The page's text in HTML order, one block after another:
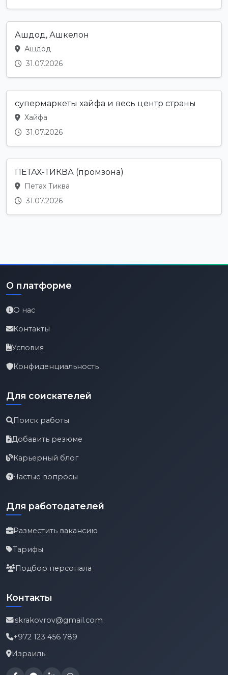
Ашдод, Ашкелон
Ашдод
31.07.2026
супермаркеты хайфа и весь центр страны
Хайфа
31.07.2026
ПЕТАХ-ТИКВА (промзона)
Петах Тиква
31.07.2026
О платформе
О нас
Контакты
Условия
Конфиденциальность
Для соискателей
Поиск работы
Добавить резюме
Карьерный блог
Частые вопросы
Для работодателей
Разместить вакансию
Тарифы
Подбор персонала
Контакты
iskrakovrov@gmail.com
+972 123 456 789
Израиль